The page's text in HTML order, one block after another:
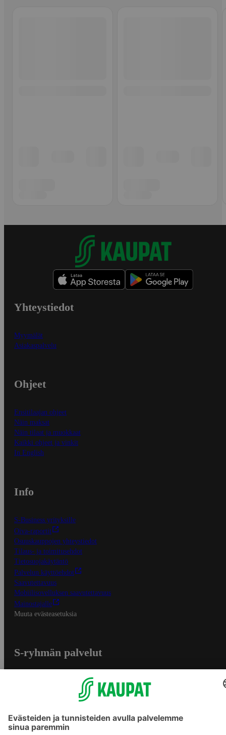
Yhteystiedot
Myymälät
Asiakaspalvelu
Ohjeet
Ensitilaajan ohjeet
Näin maksat
Näin tilaat ja muokkaat
Kaikki ohjeet ja vinkit
In English
Info
S-Business yrityksille
Oiva-raportit
Osuuskauppojen yhteystiedot
Tilaus- ja toimitusehdot
Tietosuojakäytäntö
Palvelun käyttöehdot
Saavutettavuus
Mobiilisovelluksen saavutettavuus
Mainostajalle
Muuta evästeasetuksia
S-ryhmän palvelut
Yhteishyvä Ruoka -sovellus
S-ostoslista -sovellus
Prisma.fi